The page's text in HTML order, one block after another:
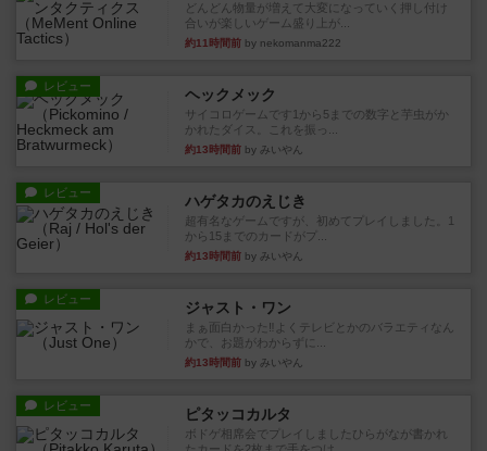
どんどん物量が増えて大変になっていく押し付け
合いが楽しいゲーム盛り上が...
約11時間前 by nekomanma222
レビュー ヘックメック
サイコロゲームです1から5までの数字と芋虫がか
かれたダイス。これを振っ...
約13時間前 by みいやん
レビュー ハゲタカのえじき
超有名なゲームですが、初めてプレイしました。1
から15までのカードがプ...
約13時間前 by みいやん
レビュー ジャスト・ワン
まぁ面白かった‼️よくテレビとかのバラエティなん
かで、お題がわからずに...
約13時間前 by みいやん
レビュー ピタッコカルタ
ボドゲ相席会でプレイしましたひらがなが書かれ